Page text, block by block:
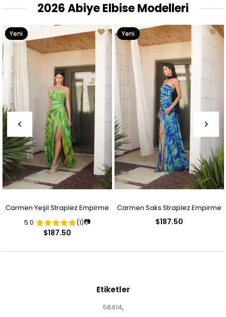
2026 Abiye Elbise Modelleri
Carmen Yeşil Straplez Empirme
Desenli Abiye Elbise
5.0 (1)📷
$187.50
Yeni
Ürün
Carmen Saks Straplez Empirme
$187.50
Yeni
Ürün
Etiketler
58414,